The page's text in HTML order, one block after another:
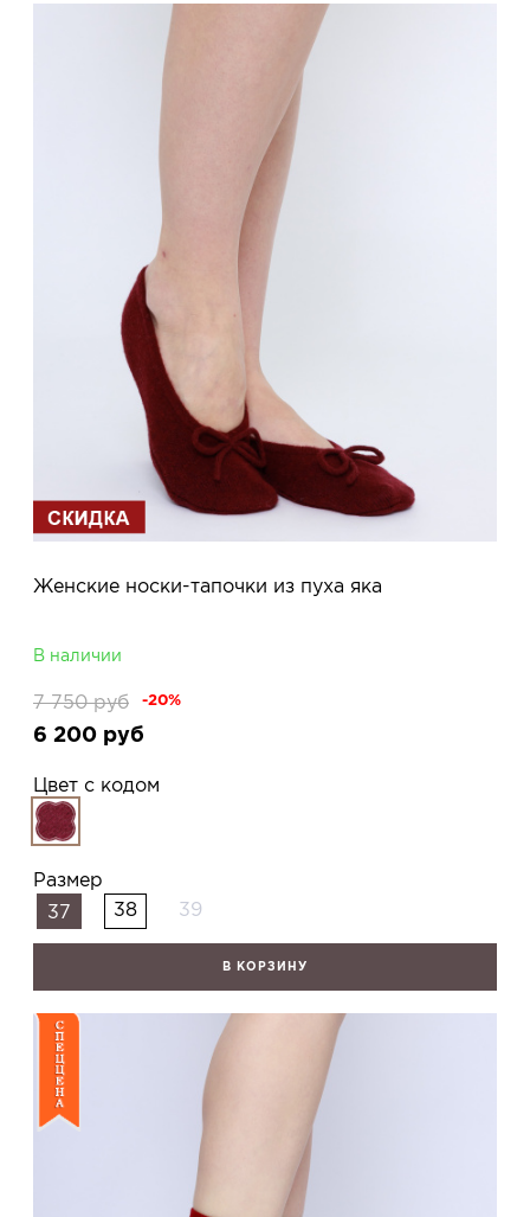
Женские носки-тапочки из пуха яка
В наличии
7 750 руб -20%
6 200 руб
Цвет с кодом
Размер
37
38 39
В КОРЗИНУ